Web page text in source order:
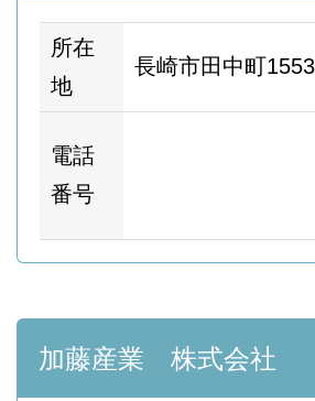
所在
地
長崎市田中町
電話
番号
加藤産業 株式会社